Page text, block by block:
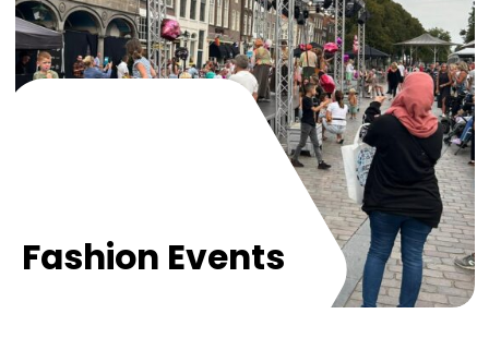
Fashion Events